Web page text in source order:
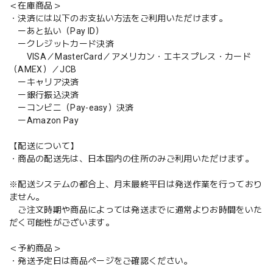
＜在庫商品＞
・決済には以下のお支払い方法をご利用いただけます。
ーあと払い（Pay ID）
ークレジットカード決済
VISA／MasterCard／アメリカン・エキスプレス・カード
（AMEX）／JCB
ーキャリア決済
ー銀行振込決済
ーコンビニ（Pay-easy）決済
ーAmazon Pay
【配送について】
・商品の配送先は、日本国内の住所のみご利用いただけます。
※配送システムの都合上、月末最終平日は発送作業を行っており
ません。
ご注文時期や商品によっては発送までに通常よりお時間をいた
だく可能性がございます。
＜予約商品＞
・発送予定日は商品ページをご確認ください。